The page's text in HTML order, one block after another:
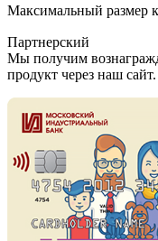
Максимальный размер
Партнерский
Мы получим
продукт через наш